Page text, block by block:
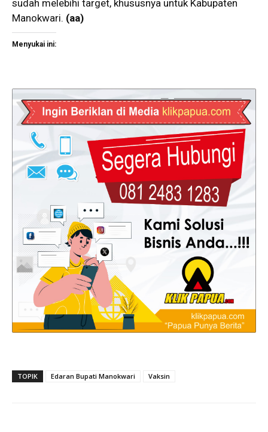
sudah melebihi target, khususnya untuk Kabupaten
Manokwari. (aa)
Menyukai ini:
TOPIK Edaran Bupati Manokwari Vaksin